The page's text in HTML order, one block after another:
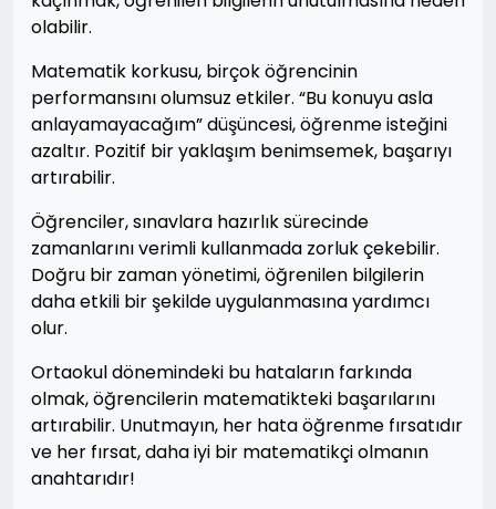
olabilir.
Matematik korkusu, birçok öğrencinin
performansını olumsuz etkiler. “Bu konuyu asla
anlayamayacağım” düşüncesi, öğrenme isteğini
azaltır. Pozitif bir yaklaşım benimsemek, başarıyı
artırabilir.
Öğrenciler, sınavlara hazırlık sürecinde
zamanlarını verimli kullanmada zorluk çekebilir.
Doğru bir zaman yönetimi, öğrenilen bilgilerin
daha etkili bir şekilde uygulanmasına yardımcı
olur.
Ortaokul dönemindeki bu hataların farkında
olmak, öğrencilerin matematikteki başarılarını
artırabilir. Unutmayın, her hata öğrenme fırsatıdır
ve her fırsat, daha iyi bir matematikçi olmanın
anahtarıdır!